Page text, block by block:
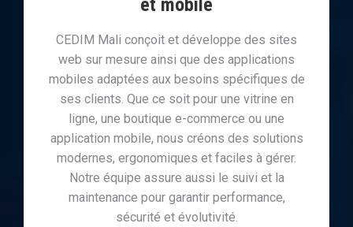
et mobile
CEDIM Mali conçoit et développe des sites
web sur mesure ainsi que des applications
mobiles adaptées aux besoins spécifiques de
ses clients. Que ce soit pour une vitrine en
ligne, une boutique e-commerce ou une
application mobile, nous créons des solutions
modernes, ergonomiques et faciles à gérer.
Notre équipe assure aussi le suivi et la
maintenance pour garantir performance,
sécurité et évolutivité.